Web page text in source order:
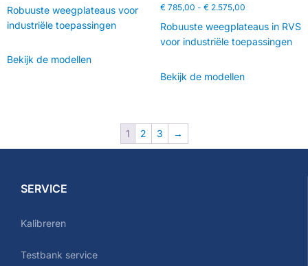
Robuuste weegplateaus voor
industriële toepassingen
Bekijk de modellen
€785,00 - €2.575,00
Robuuste weegplateaus in RVS
voor industriële toepassingen
Bekijk de modellen
1 2 3 →
SERVICE
Kalibreren
Testbank service